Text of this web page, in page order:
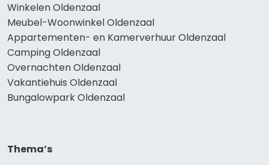
Winkelen Oldenzaal
Meubel-Woonwinkel Oldenzaal
Appartementen- en Kamerverhuur Oldenzaal
Camping Oldenzaal
Overnachten Oldenzaal
Vakantiehuis Oldenzaal
Bungalowpark Oldenzaal
Thema’s